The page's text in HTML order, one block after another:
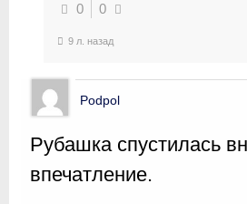
0 0
9 л. назад
Podpol
Рубашка спустилась
впечатление.